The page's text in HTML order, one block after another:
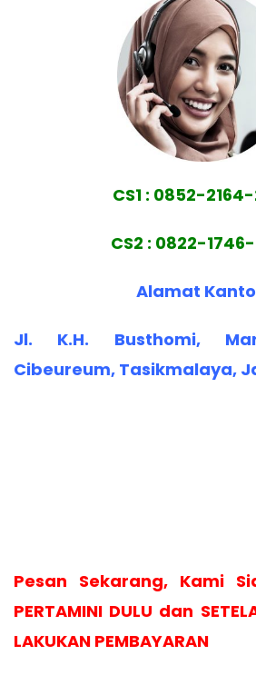
CS1 : 0852-
CS2 : 0822-
Alamat
Jl. K.H. Busthomi,
Cibeureum, Tasikmalaya,
Pesan Sekarang, Kami
PERTAMINI DULU dan
LAKUKAN PEMBAYARAN